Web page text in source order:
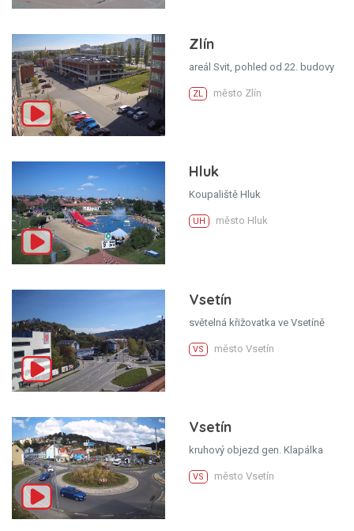
Zlín
areál Svit, pohled od 22. budovy
ZL město Zlín
Hluk
Koupaliště Hluk
UH město Hluk
Vsetín
světelná křižovatka ve Vsetíně
VS město Vsetín
Vsetín
kruhový objezd gen. Klapálka
VS město Vsetín